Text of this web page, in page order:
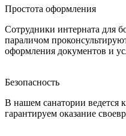
Простота оформления
Сотрудники интерната для
параличом
оформления документов и
Безопасность
В нашем санатории ведется
гарантируем оказание